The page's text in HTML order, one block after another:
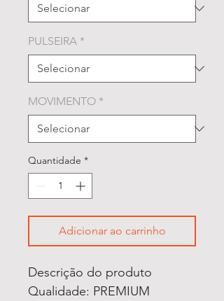
PULSEIRA *
MOVIMENTO *
Quantidade *
Adicionar ao carrinho
Descrição do produto
Qualidade: PREMIUM